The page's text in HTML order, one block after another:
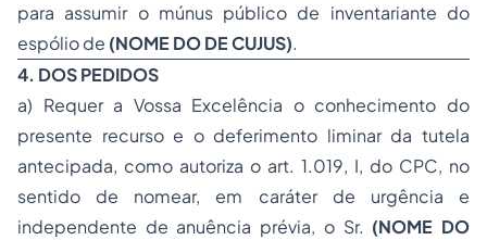
para assumir o múnus público de inventariante do
espólio de (NOME DO DE CUJUS).
4. DOS PEDIDOS
a) Requer a Vossa Excelência o conhecimento do
presente recurso e o deferimento liminar da tutela
antecipada, como autoriza o art. 1.019, I, do CPC, no
sentido de nomear, em caráter de urgência e
independente de anuência prévia, o Sr. (NOME DO